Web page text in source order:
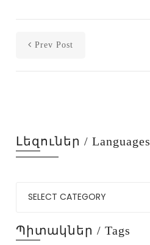
Prev Post
Լեզուներ / Languages
Պիտակներ / Tags